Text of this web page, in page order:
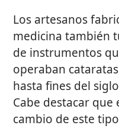
Los artesanos
medicina también
de instrumentos
operaban
hasta fines del
Cabe destacar
cambio de este